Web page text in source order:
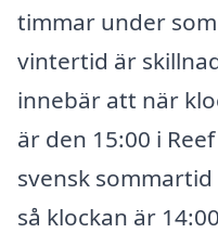
timmar under
vintertid är
innebär att när
är den 15:00 i
svensk
så klockan är